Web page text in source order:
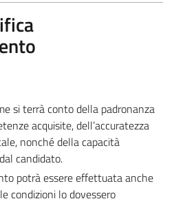
si terrà conto della padronanza
acquisite, dell’accuratezza
nonché della capacità
candidato.
potrà essere effettuata anche
condizioni lo dovessero